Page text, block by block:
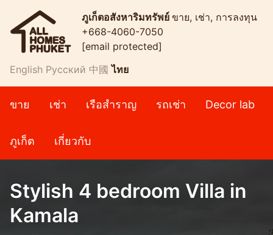
ภูเก็ตอสังหาริมทรัพย์ ขาย, เช่า, การลงทุน
+668-4060-7050
[email protected]
English Русский 中國 ไทย
ขาย เช่า เรือสำราญ รถเช่า Decor lab
ภูเก็ต เกี่ยวกับ
Stylish 4 bedroom Villa in
Kamala